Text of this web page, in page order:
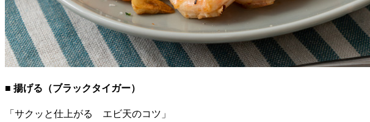
■ 揚げる（ブラックタイガー）
「サクッと仕上がる エビ天のコツ」